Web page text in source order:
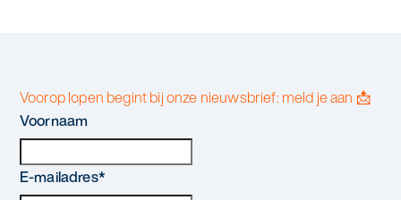
Voorop lopen begint bij onze nieuwsbrief: meld je aan 📩
Voornaam
E-mailadres*